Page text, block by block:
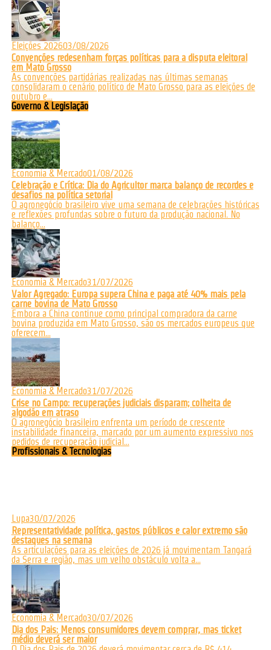
Eleições 202603/08/2026
Convenções redesenham forças políticas para a disputa eleitoral
em Mato Grosso
As convenções partidárias realizadas nas últimas semanas
consolidaram o cenário político de Mato Grosso para as eleições de
outubro e...
Governo & Legislação
Economia & Mercado01/08/2026
Celebração e Crítica: Dia do Agricultor marca balanço de recordes e
desafios na política setorial
O agronegócio brasileiro vive uma semana de celebrações históricas
e reflexões profundas sobre o futuro da produção nacional. No
balanço...
Economia & Mercado31/07/2026
Valor Agregado: Europa supera China e paga até 40% mais pela
carne bovina de Mato Grosso
Embora a China continue como principal compradora da carne
bovina produzida em Mato Grosso, são os mercados europeus que
oferecem...
Economia & Mercado31/07/2026
Crise no Campo: recuperações judiciais disparam; colheita de
algodão em atraso
O agronegócio brasileiro enfrenta um período de crescente
instabilidade financeira, marcado por um aumento expressivo nos
pedidos de recuperação judicial...
Profissionais & Tecnologias
Lupa30/07/2026
Representatividade política, gastos públicos e calor extremo são
destaques na semana
As articulações para as eleições de 2026 já movimentam Tangará
da Serra e região, mas um velho obstáculo volta a...
Economia & Mercado30/07/2026
Dia dos Pais: Menos consumidores devem comprar, mas ticket
médio deverá ser maior